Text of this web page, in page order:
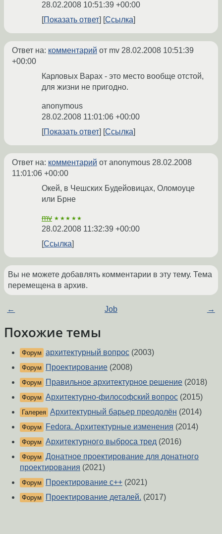
28.02.2008 10:51:39 +00:00
Показать ответ
Ссылка
Ответ на: комментарий от mv 28.02.2008 10:51:39
+00:00
Карловых Варах - это место вообще отстой,
для жизни не пригодно.
anonymous
28.02.2008 11:01:06 +00:00
Показать ответ
Ссылка
Ответ на: комментарий от anonymous 28.02.2008
11:01:06 +00:00
Окей, в Чешских Будейовицах, Оломоуце
или Брне
mv ★★★★★
28.02.2008 11:32:39 +00:00
Ссылка
Вы не можете добавлять комментарии в эту тему. Тема
перемещена в архив.
← Job →
Похожие темы
Форум архитектурный вопрос (2003)
Форум Проектирование (2008)
Форум Правильное архитектурное решение (2018)
Форум Архитектурно-философский вопрос (2015)
Галерея Архитектурный барьер преодолён (2014)
Форум Fedora. Архитектурные изменения (2014)
Форум Архитектурного выброса тред (2016)
Форум Донатное проектирование для донатного
проектирования (2021)
Форум Проектирование с++ (2021)
Форум Проектирование деталей. (2017)